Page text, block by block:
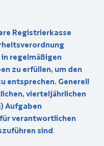
Registrierkasse
regel­mäßigen
zu erfüllen, um den
entsprechen. Generell
vierteljährlichen
Aufgaben
verantwortlichen
sind.